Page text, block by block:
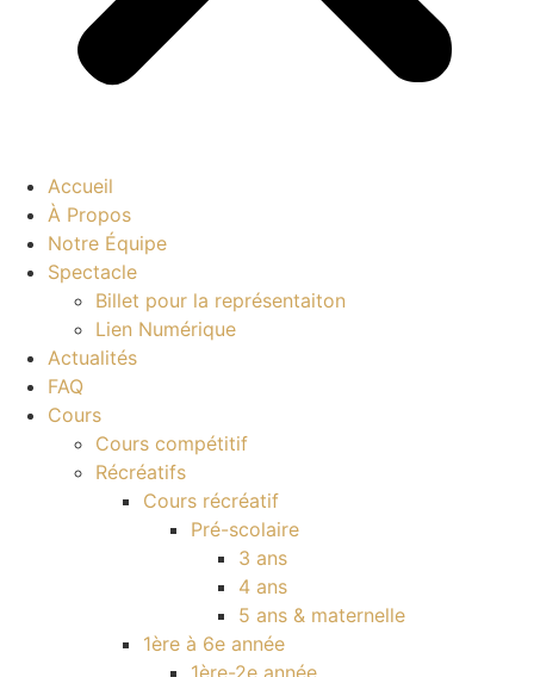
Accueil
À Propos
Notre Équipe
Spectacle
Billet pour la représentaiton
Lien Numérique
Actualités
FAQ
Cours
Cours compétitif
Récréatifs
Cours récréatif
Pré-scolaire
3 ans
4 ans
5 ans & maternelle
1ère à 6e année
1ère-2e année